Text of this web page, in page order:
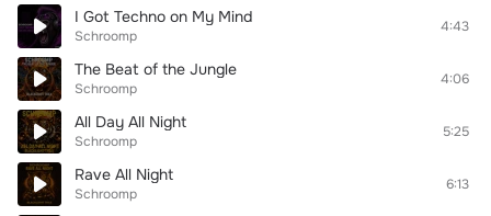
I Got Techno on My Mind
Schroomp
4:43
The Beat of the Jungle
Schroomp
4:06
All Day All Night
Schroomp
5:25
Rave All Night
Schroomp
6:13